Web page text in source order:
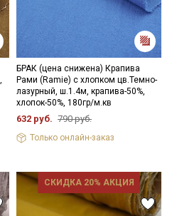
БРАК (цена снижена) Крапива
Рами (Ramie) с хлопком цв.Темно-
лазурный, ш.1.4м, крапива-50%,
хлопок-50%, 180гр/м.кв
632 руб. 790 руб.
Только онлайн-заказ
СКИДКА 20% АКЦИЯ